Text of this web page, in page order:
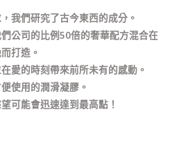
我們研究了古今東西的成分。
公司的比例50倍的奢華配方混合在
打造。
愛的時刻帶來前所未有的感動。
使用的潤滑凝膠。
可能會迅速達到最高點！